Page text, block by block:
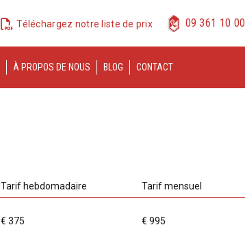
Téléchargez notre liste de prix 09 361 10 00
À PROPOS DE NOUS BLOG CONTACT
Tarif hebdomadaire Tarif mensuel
€ 375 € 995